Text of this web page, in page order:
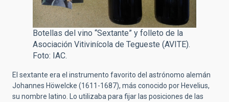
Botellas del vino “Sextante” y folleto de la
Asociación Vitivinícola de Tegueste (AVITE).
Foto: IAC.
El sextante era el instrumento favorito del astrónomo alemán
Johannes Höwelcke (1611-1687), más conocido por Hevelius,
su nombre latino. Lo utilizaba para fijar las posiciones de las